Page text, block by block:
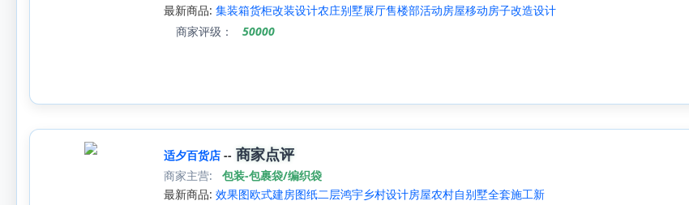
最新商品: 集装箱货柜改装设计农庄别墅展厅售楼部活动房屋移动房子改造设计
商家评级：
50000
适夕百货店 -- 商家点评
商家主营:
包装-包裹袋/编织袋
最新商品: 效果图欧式建房图纸二层鸿宇乡村设计房屋农村自别墅全套施工新